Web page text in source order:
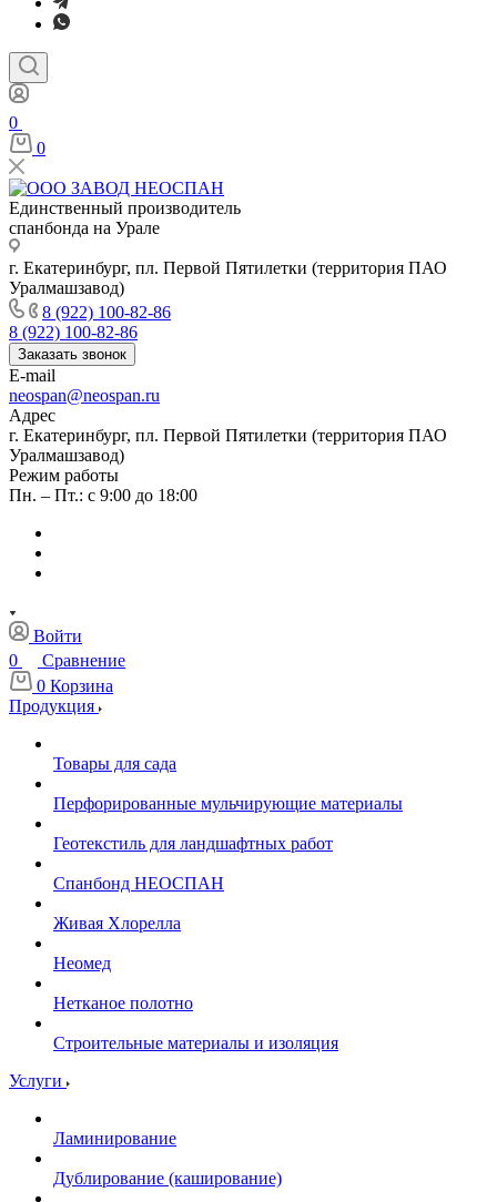
0
0
Единственный производитель
спанбонда на Урале
г. Екатеринбург, пл. Первой Пятилетки (территория ПАО
Уралмашзавод)
8 (922) 100-82-86
8 (922) 100-82-86
Заказать звонок
E-mail
neospan@neospan.ru
Адрес
г. Екатеринбург, пл. Первой Пятилетки (территория ПАО
Уралмашзавод)
Режим работы
Пн. – Пт.: с 9:00 до 18:00
Войти
0
Сравнение
0 Корзина
Продукция
Товары для сада
Перфорированные мульчирующие материалы
Геотекстиль для ландшафтных работ
Спанбонд НЕОСПАН
Живая Хлорелла
Нeомед
Нетканое полотно
Строительные материалы и изоляция
Услуги
Ламинирование
Дублирование (каширование)